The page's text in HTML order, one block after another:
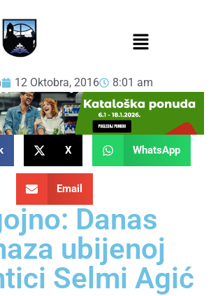
12 Oktobra, 2016 8:01 am
X WhatsApp
Email
Danas
ubijenoj
Selmi Agić